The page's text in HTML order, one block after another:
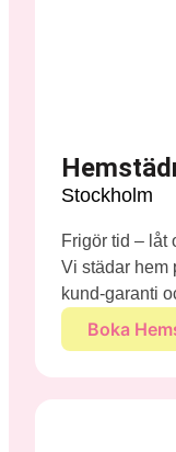
Stockholm
Frigör tid – låt
Vi städar hem
kund-garanti
Boka